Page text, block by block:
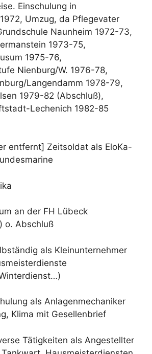
Einschulung in
Umzug, da Pflegevater
Naunheim 1972-73,
1973-75,
1975-76,
Nienburg/W. 1976-78,
Langendamm 1978-79,
1979-82 (Abschluß),
Lechenich 1982-85
entfernt] Zeitsoldat als EloKa-
an der FH Lübeck
o. Abschluß
als Kleinunternehmer
als Anlagenmechaniker
Klima mit Gesellenbrief
Tätigkeiten als Angestellter